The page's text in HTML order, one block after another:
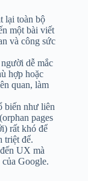
lại toàn bộ
một bài viết
và công sức
dễ mắc
hợp hoặc
quan, làm
biến như liên
pages
rất khó để
triệt để.
UX mà
Google.